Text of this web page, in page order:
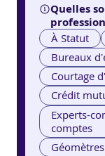
Quelles
À Statut
Bureaux
Courtage
Crédit
Experts-
comptes